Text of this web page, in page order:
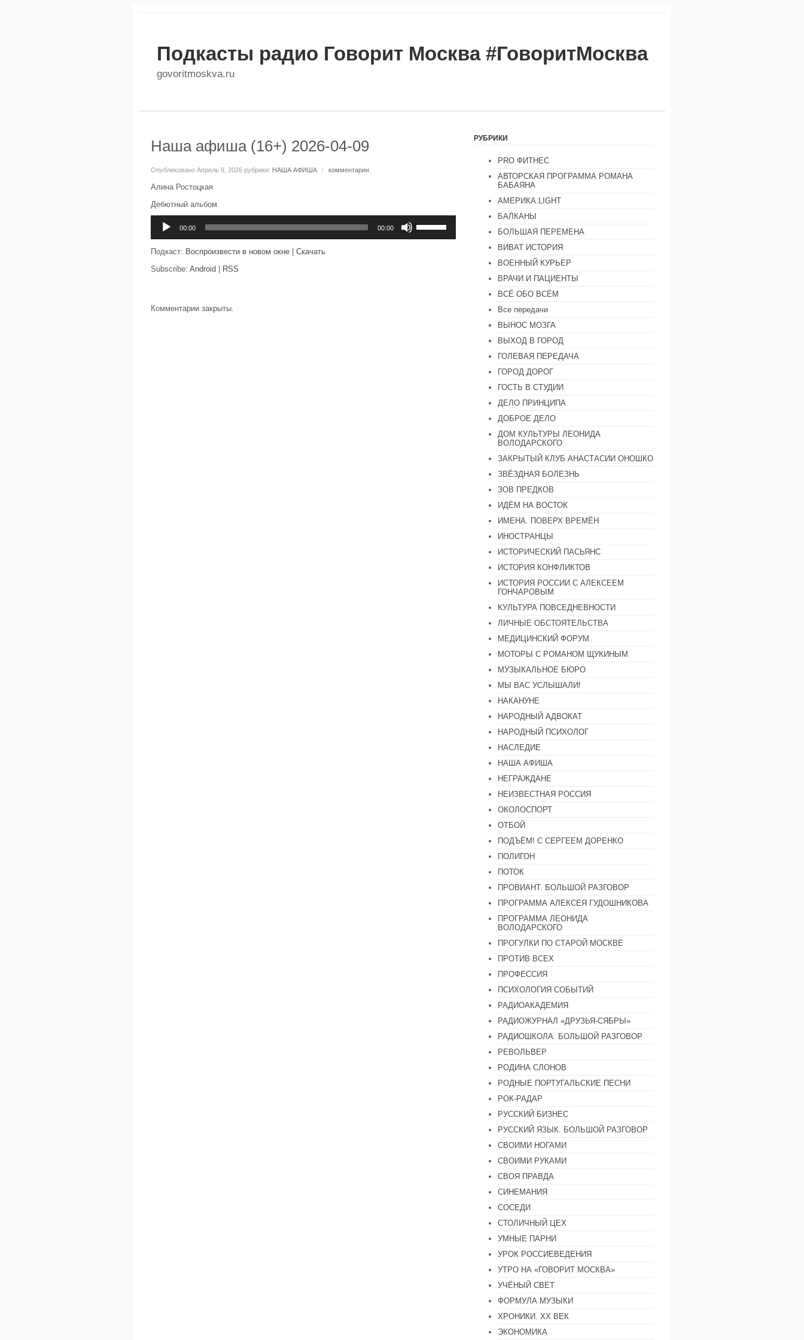
Подкасты радио Говорит Москва #ГоворитМосква
govoritmoskva.ru
Наша афиша (16+) 2026-04-09
Опубликовано Апрель 9, 2026 рубрики: НАША АФИША | комментарии
Алина Ростоцкая
Дебютный альбом
00:00 00:00
клавиши
Подкаст: Воспроизвести в новом окне
Скачать
Subscribe: Android RSS
Комментарии закрыты.
РУБРИКИ
PRO ФИТНЕС
АВТОРСКАЯ ПРОГРАММА РОМАНА
БАБАЯНА
АМЕРИКА.LIGHT
БАЛКАНЫ
БОЛЬШАЯ ПЕРЕМЕНА
ВИВАТ ИСТОРИЯ
ВОЕННЫЙ КУРЬЕР
ВРАЧИ И ПАЦИЕНТЫ
ВСЁ ОБО ВСЁМ
Все передачи
ВЫНОС МОЗГА
ВЫХОД В ГОРОД
ГОЛЕВАЯ ПЕРЕДАЧА
ГОРОД ДОРОГ
ГОСТЬ В СТУДИИ
ДЕЛО ПРИНЦИПА
ДОБРОЕ ДЕЛО
ДОМ КУЛЬТУРЫ ЛЕОНИДА
ВОЛОДАРСКОГО
ЗАКРЫТЫЙ КЛУБ АНАСТАСИИ ОНОШКО
ЗВЁЗДНАЯ БОЛЕЗНЬ
ЗОВ ПРЕДКОВ
ИДЁМ НА ВОСТОК
ИМЕНА. ПОВЕРХ ВРЕМЁН
ИНОСТРАНЦЫ
ИСТОРИЧЕСКИЙ ПАСЬЯНС
ИСТОРИЯ КОНФЛИКТОВ
ИСТОРИЯ РОССИИ С АЛЕКСЕЕМ
ГОНЧАРОВЫМ
КУЛЬТУРА ПОВСЕДНЕВНОСТИ
ЛИЧНЫЕ ОБСТОЯТЕЛЬСТВА
МЕДИЦИНСКИЙ ФОРУМ
МОТОРЫ С РОМАНОМ ЩУКИНЫМ
МУЗЫКАЛЬНОЕ БЮРО
МЫ ВАС УСЛЫШАЛИ!
НАКАНУНЕ
НАРОДНЫЙ АДВОКАТ
НАРОДНЫЙ ПСИХОЛОГ
НАСЛЕДИЕ
НАША АФИША
НЕГРАЖДАНЕ
НЕИЗВЕСТНАЯ РОССИЯ
ОКОЛОСПОРТ
ОТБОЙ
ПОДЪЁМ! С СЕРГЕЕМ ДОРЕНКО
ПОЛИГОН
ПОТОК
ПРОВИАНТ. БОЛЬШОЙ РАЗГОВОР
ПРОГРАММА АЛЕКСЕЯ ГУДОШНИКОВА
ПРОГРАММА ЛЕОНИДА
ВОЛОДАРСКОГО
ПРОГУЛКИ ПО СТАРОЙ МОСКВЕ
ПРОТИВ ВСЕХ
ПРОФЕССИЯ
ПСИХОЛОГИЯ СОБЫТИЙ
РАДИОАКАДЕМИЯ
РАДИОЖУРНАЛ «ДРУЗЬЯ-СЯБРЫ»
РАДИОШКОЛА. БОЛЬШОЙ РАЗГОВОР
РЕВОЛЬВЕР
РОДИНА СЛОНОВ
РОДНЫЕ ПОРТУГАЛЬСКИЕ ПЕСНИ
РОК-РАДАР
РУССКИЙ БИЗНЕС
РУССКИЙ ЯЗЫК. БОЛЬШОЙ РАЗГОВОР
СВОИМИ НОГАМИ
СВОИМИ РУКАМИ
СВОЯ ПРАВДА
СИНЕМАНИЯ
СОСЕДИ
СТОЛИЧНЫЙ ЦЕХ
УМНЫЕ ПАРНИ
УРОК РОССИЕВЕДЕНИЯ
УТРО НА «ГОВОРИТ МОСКВА»
УЧЁНЫЙ СВЕТ
ФОРМУЛА МУЗЫКИ
ХРОНИКИ. ХХ ВЕК
ЭКОНОМИКА